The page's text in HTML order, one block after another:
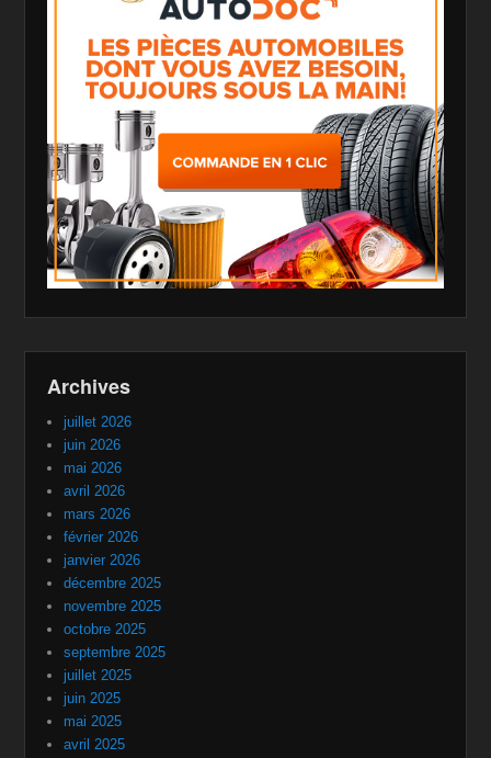
Archives
juillet 2026
juin 2026
mai 2026
avril 2026
mars 2026
février 2026
janvier 2026
décembre 2025
novembre 2025
octobre 2025
septembre 2025
juillet 2025
juin 2025
mai 2025
avril 2025